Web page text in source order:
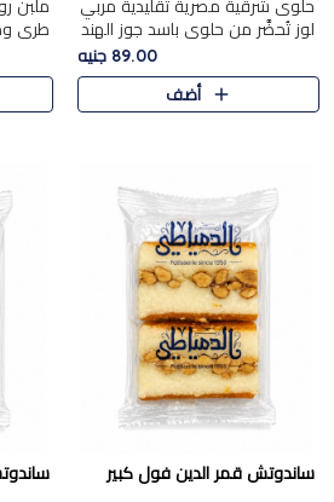
حلوى شرقية مصرية تقليدية مربي
لوز تُحضَّر من حلوى باسد جوز الهند
بقوام طري ومذاق غني، وتُزين
وتغطاه بقطع اللوز الفاخر التي
تضيف لمسة مميزة م..
89.00 جنيه
أضف
ملبن
طري
ساندوتش قمر الدين فول كبير